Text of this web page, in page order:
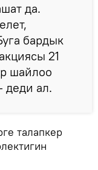
да.
бардык
21
шайлоо
деди ал.
талапкер